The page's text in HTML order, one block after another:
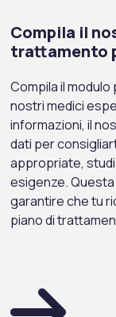
Compila il
trattamento
Compila il
nostri medici
informazioni, il
dati per
appropriate,
esigenze.
garantire che tu
piano di